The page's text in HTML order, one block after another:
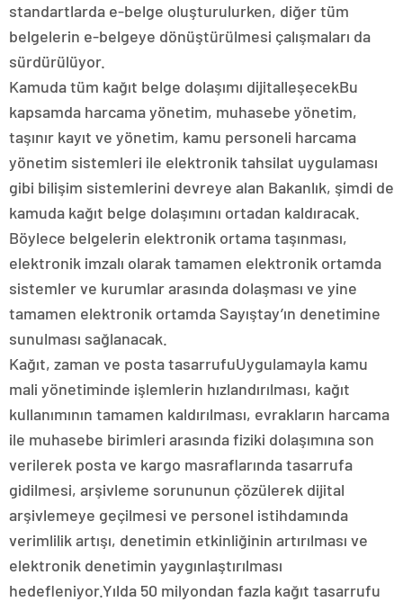
standartlarda e-belge oluşturulurken, diğer tüm
belgelerin e-belgeye dönüştürülmesi çalışmaları da
sürdürülüyor.
Kamuda tüm kağıt belge dolaşımı dijitalleşecekBu
kapsamda harcama yönetim, muhasebe yönetim,
taşınır kayıt ve yönetim, kamu personeli harcama
yönetim sistemleri ile elektronik tahsilat uygulaması
gibi bilişim sistemlerini devreye alan Bakanlık, şimdi de
kamuda kağıt belge dolaşımını ortadan kaldıracak.
Böylece belgelerin elektronik ortama taşınması,
elektronik imzalı olarak tamamen elektronik ortamda
sistemler ve kurumlar arasında dolaşması ve yine
tamamen elektronik ortamda Sayıştay’ın denetimine
sunulması sağlanacak.
Kağıt, zaman ve posta tasarrufuUygulamayla kamu
mali yönetiminde işlemlerin hızlandırılması, kağıt
kullanımının tamamen kaldırılması, evrakların harcama
ile muhasebe birimleri arasında fiziki dolaşımına son
verilerek posta ve kargo masraflarında tasarrufa
gidilmesi, arşivleme sorununun çözülerek dijital
arşivlemeye geçilmesi ve personel istihdamında
verimlilik artışı, denetimin etkinliğinin artırılması ve
elektronik denetimin yaygınlaştırılması
hedefleniyor.Yılda 50 milyondan fazla kağıt tasarrufu